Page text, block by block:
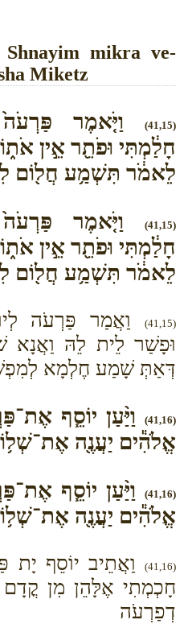
Shnayim mikra ve-
Miketz
(41,15)
וַיֹּ֤אמֶר
חָלַ֔מְתִּי וּפֹתֵ֖ר אֵ֣ין
לֵאמֹ֔ר תִּשְׁמַ֥ע חֲל֖וֹם
(41,15)
וַיֹּ֤אמֶר
חָלַ֔מְתִּי וּפֹתֵ֖ר אֵ֣ין
לֵאמֹ֔ר תִּשְׁמַ֥ע חֲל֖וֹם
(41,15)
וַאֲמַר פַּרְעֹה
וּפָשַׁר לֵית לֵהּ וַאֲנָא
דְּאַתְּ שָׁמַע חֶלְמָא
(41,16)
וַיַּ֨עַן יוֹסֵ֧ף
אֱלֹהִ֕ים יַעֲנֶ֖ה
(41,16)
וַיַּ֨עַן יוֹסֵ֧ף
אֱלֹהִ֕ים יַעֲנֶ֖ה
(41,16)
וַאֲתֵיב יוֹסֵף יָת
חָכְמְתִי אֶלָּהֵן מִן
דְפַרְעֹה